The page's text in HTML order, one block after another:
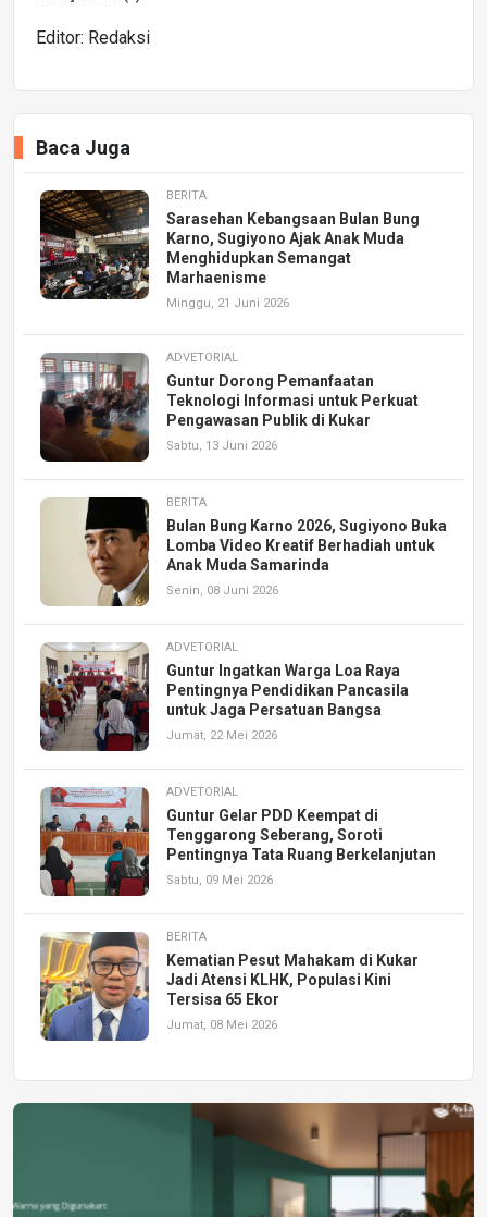
Editor: Redaksi
Baca Juga
BERITA
Sarasehan Kebangsaan Bulan Bung
Karno, Sugiyono Ajak Anak Muda
Menghidupkan Semangat
Marhaenisme
Minggu, 21 Juni 2026
ADVETORIAL
Guntur Dorong Pemanfaatan
Teknologi Informasi untuk Perkuat
Pengawasan Publik di Kukar
Sabtu, 13 Juni 2026
BERITA
Bulan Bung Karno 2026, Sugiyono Buka
Lomba Video Kreatif Berhadiah untuk
Anak Muda Samarinda
Senin, 08 Juni 2026
ADVETORIAL
Guntur Ingatkan Warga Loa Raya
Pentingnya Pendidikan Pancasila
untuk Jaga Persatuan Bangsa
Jumat, 22 Mei 2026
ADVETORIAL
Guntur Gelar PDD Keempat di
Tenggarong Seberang, Soroti
Pentingnya Tata Ruang Berkelanjutan
Sabtu, 09 Mei 2026
BERITA
Kematian Pesut Mahakam di Kukar
Jadi Atensi KLHK, Populasi Kini
Tersisa 65 Ekor
Jumat, 08 Mei 2026